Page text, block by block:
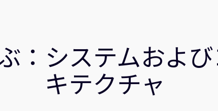
：システムおよ
キテクチャ